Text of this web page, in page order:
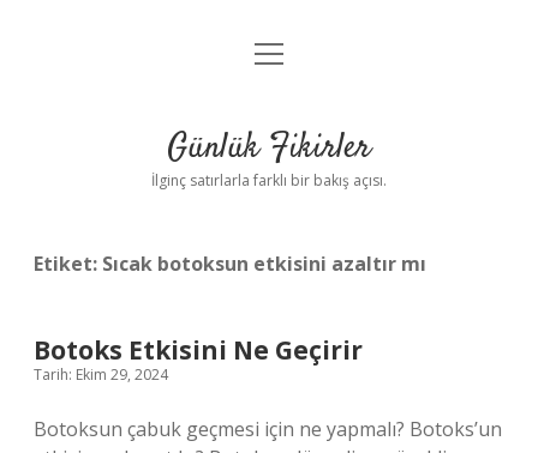
Anasayfa
Yasal Uyarı
menüyü
Günlük Fikirler
İlginç satırlarla farklı bir bakış açısı.
Etiket: Sıcak botoksun etkisini azaltır mı
Botoks Etkisini Ne Geçirir
Tarih: Ekim 29, 2024
Botoksun çabuk geçmesi için ne yapmalı? Botoks’un